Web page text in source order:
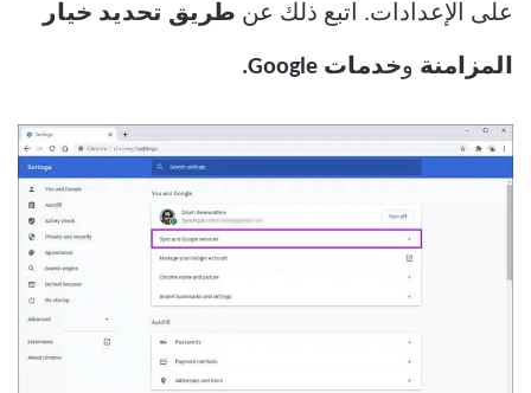
على الإعدادات. اتبع ذلك عن طريق تحديد خيار
المزامنة وخدمات Google.